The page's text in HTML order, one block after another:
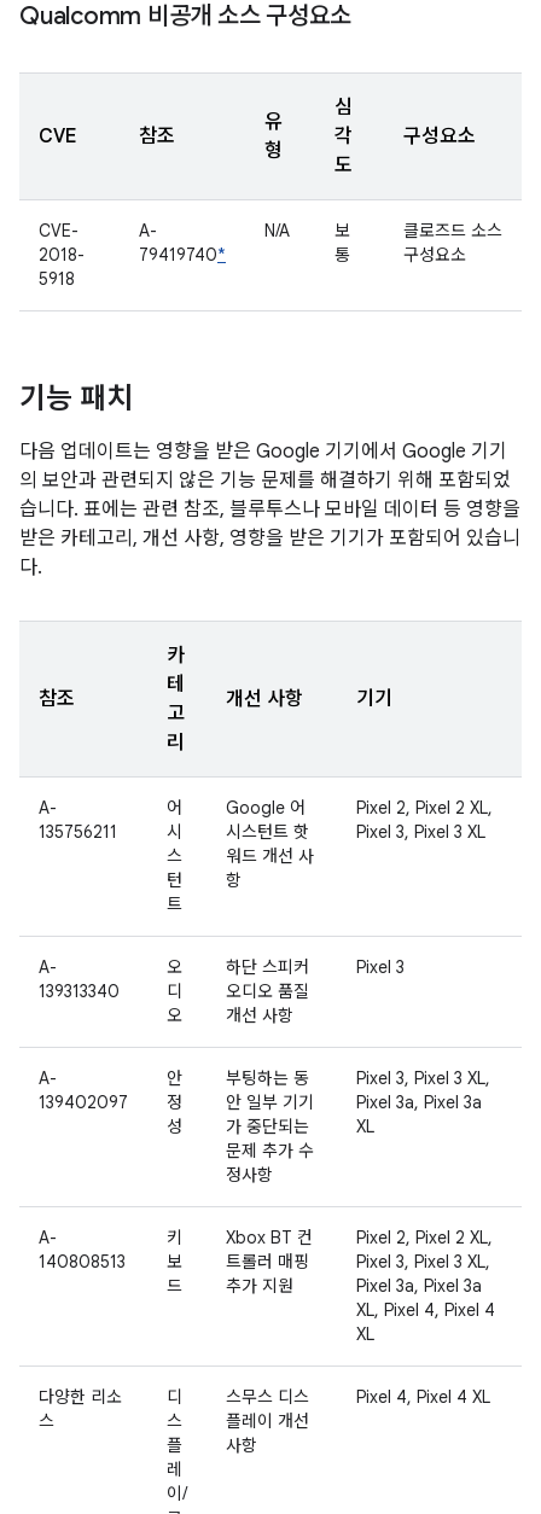
Qualcomm 비공개 소스 구성요소
CVE 참조
유
형
심
각
도
구성요소
CVE-
2018-
5918
A-
79419740*
N/A
보
통
클로즈드 소스
구성요소
기능 패치
다음 업데이트는 영향을 받은 Google 기기에서 Google 기기
의 보안과 관련되지 않은 기능 문제를 해결하기 위해 포함되었
습니다. 표에는 관련 참조, 블루투스나 모바일 데이터 등 영향을
받은 카테고리, 개선 사항, 영향을 받은 기기가 포함되어 있습니
다.
참조
카
테
고
리
개선 사항 기기
A-
135756211
어
시
스
턴
트
Google 어
시스턴트 핫
워드 개선 사
항
Pixel 2, Pixel 2 XL,
Pixel 3, Pixel 3 XL
A-
139313340
오
디
오
하단 스피커
오디오 품질
개선 사항
Pixel 3
A-
139402097
안
정
성
부팅하는 동
안 일부 기기
가 중단되는
문제 추가 수
정사항
Pixel 3, Pixel 3 XL,
Pixel 3a, Pixel 3a
XL
A-
140808513
키
보
드
Xbox BT 컨
트롤러 매핑
추가 지원
Pixel 2, Pixel 2 XL,
Pixel 3, Pixel 3 XL,
Pixel 3a, Pixel 3a
XL, Pixel 4, Pixel 4
XL
다양한 리소
스
디
스
플
레
이/
스무스 디스
플레이 개선
사항
Pixel 4, Pixel 4 XL